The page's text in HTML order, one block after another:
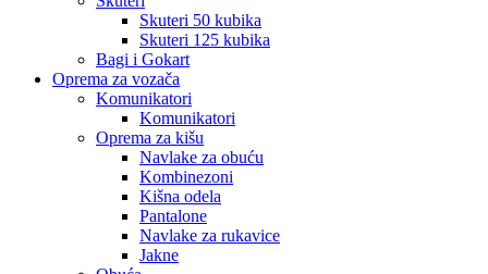
Skuteri 50 kubika
Skuteri 125 kubika
Bagi i Gokart
Oprema za vozača
Komunikatori
Komunikatori
Oprema za kišu
Navlake za obuću
Kombinezoni
Kišna odela
Pantalone
Navlake za rukavice
Jakne